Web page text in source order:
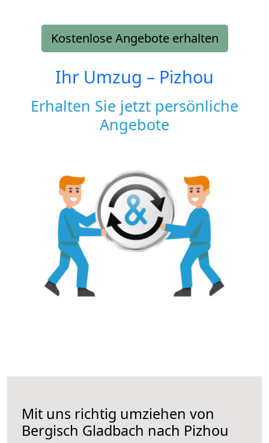
Kostenlose Angebote erhalten
Ihr Umzug – Pizhou
Erhalten Sie jetzt persönliche
Angebote
Mit uns richtig umziehen von
Bergisch Gladbach nach Pizhou